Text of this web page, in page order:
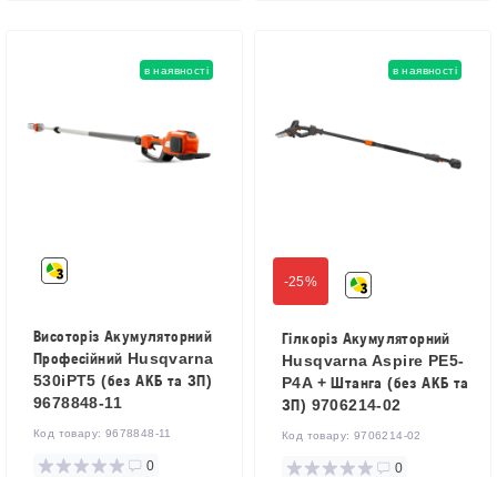
в наявності
Висоторіз Акумуляторний
Професійний Husqvarna
530iPT5 (без АКБ та ЗП)
9678848-11
Код товару: 9678848-11
0
-25%
в наявності
Гілкоріз Акумуляторний
Husqvarna Aspire PE5-
P4A + Штанга (без АКБ та
ЗП) 9706214-02
Код товару: 9706214-02
0